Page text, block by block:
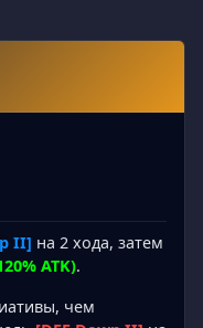
II] на 2 хода, затем
ATK).
чем